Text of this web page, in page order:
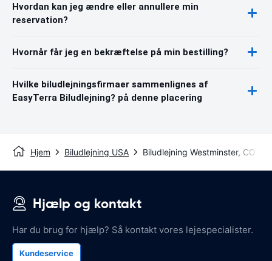
Hvordan kan jeg ændre eller annullere min
reservation?
Hvornår får jeg en bekræftelse på min bestilling?
Hvilke biludlejningsfirmaer sammenlignes af
EasyTerra Biludlejning? på denne placering
Hjem Biludlejning USA Biludlejning Westminster, CO
Hjælp og kontakt
Har du brug for hjælp? Så kontakt vores lejespecialister.
Kundeservice